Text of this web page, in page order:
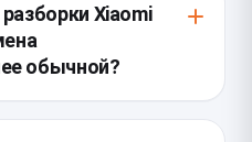
Xiaomi
обычной?